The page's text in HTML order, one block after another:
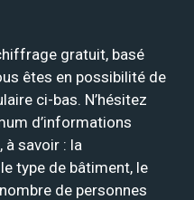
gratuit, basé
êtes en possibilité de
ci-bas. N’hésitez
d’informations
savoir : la
type de bâtiment, le
de personnes